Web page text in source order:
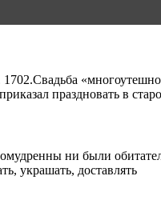
праздновать в
ни были
украшать, доставлять